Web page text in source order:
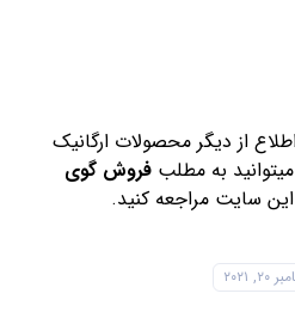
از دیگر محصولات ارگانیک
به مطلبفروش گوی
سایت مراجعه کنید.
۲۰, ۲۰۲۱